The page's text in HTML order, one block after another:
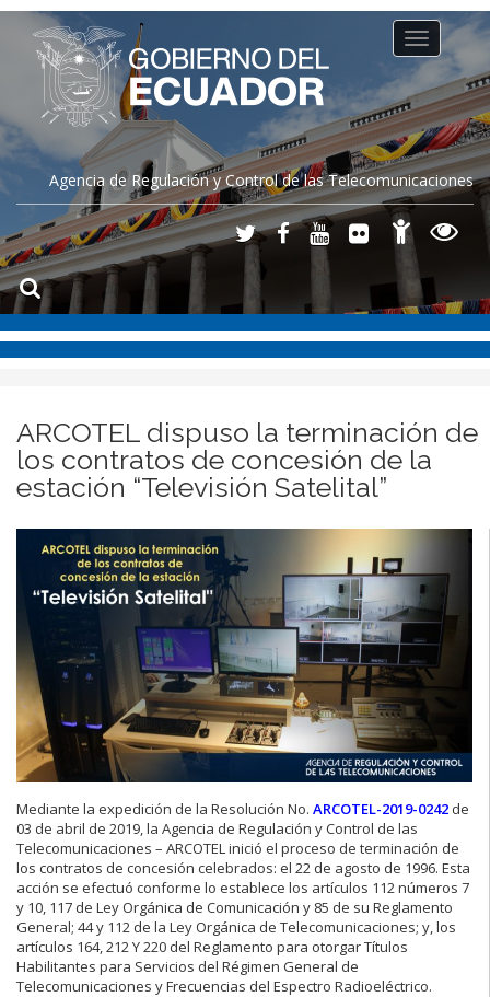
Agencia de Regulación y Control de las Telecomunicaciones
Toggle
navigation
ARCOTEL dispuso la terminación de
los contratos de concesión de la
estación “Televisión Satelital”
Mediante la expedición de la Resolución No. ARCOTEL-2019-0242 de
03 de abril de 2019, la Agencia de Regulación y Control de las
Telecomunicaciones – ARCOTEL inició el proceso de terminación de
los contratos de concesión celebrados: el 22 de agosto de 1996. Esta
acción se efectuó conforme lo establece los artículos 112 números 7
y 10, 117 de Ley Orgánica de Comunicación y 85 de su Reglamento
General; 44 y 112 de la Ley Orgánica de Telecomunicaciones; y, los
artículos 164, 212 Y 220 del Reglamento para otorgar Títulos
Habilitantes para Servicios del Régimen General de
Telecomunicaciones y Frecuencias del Espectro Radioeléctrico.